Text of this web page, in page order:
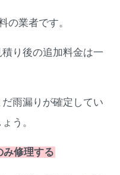
の業者です。
り後の追加料金は一
雨漏りが確定してい
う。
み修理する